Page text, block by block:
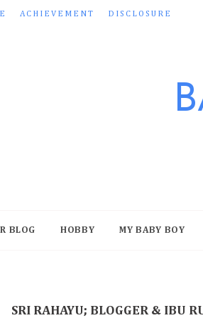
ACHIEVEMENT DISCLOSURE
BLOG HOBBY MY BABY BOY
SRI RAHAYU; BLOGGER & IBU